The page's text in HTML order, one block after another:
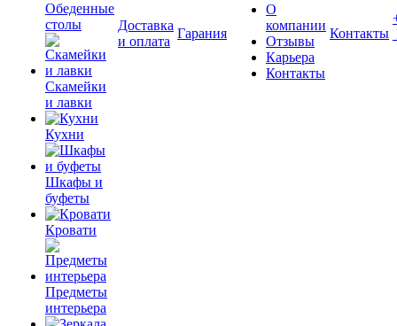
Обеденные
столы
Скамейки
и лавки
Кухни
Шкафы и
буфеты
Кровати
Предметы
интерьера
Доставка
и оплата
Гарания
О
компании
Отзывы
Карьера
Контакты
Контакты